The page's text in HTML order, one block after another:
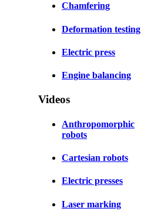
Chamfering
Deformation testing
Electric press
Engine balancing
Videos
Anthropomorphic
robots
Cartesian robots
Electric presses
Laser marking